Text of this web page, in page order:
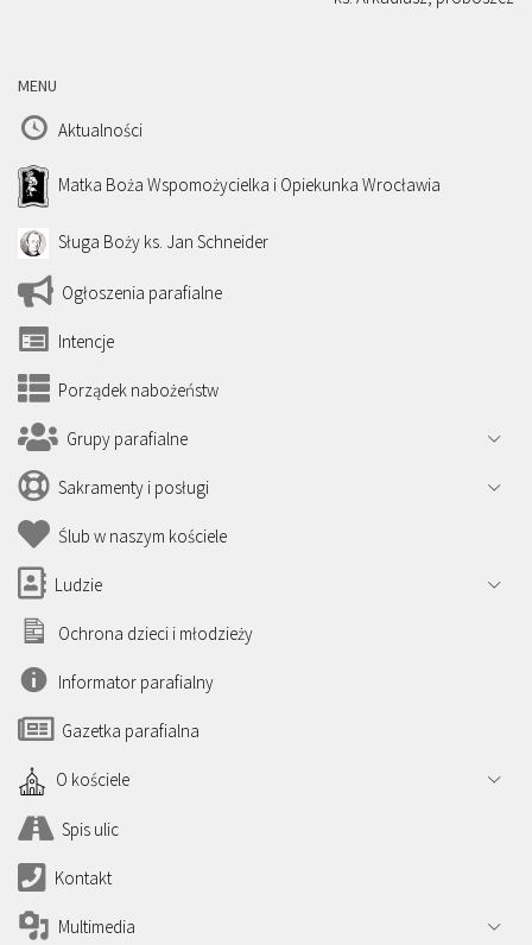
MENU
Aktualności
Matka Boża Wspomożycielka i Opiekunka Wrocławia
Sługa Boży ks. Jan Schneider
Ogłoszenia parafialne
Intencje
Porządek nabożeństw
Grupy parafialne
Sakramenty i posługi
Ślub w naszym kościele
Ludzie
Ochrona dzieci i młodzieży
Informator parafialny
Gazetka parafialna
O kościele
Spis ulic
Kontakt
Multimedia